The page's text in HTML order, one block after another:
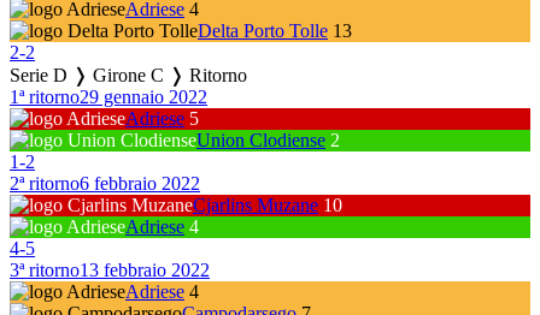
Adriese 4
Delta Porto Tolle 13
2-2
Serie D ❭ Girone C ❭ Ritorno
1ª ritorno29 gennaio 2022
Adriese 5
Union Clodiense 2
1-2
2ª ritorno6 febbraio 2022
Cjarlins Muzane 10
Adriese 4
4-5
3ª ritorno13 febbraio 2022
Adriese 4